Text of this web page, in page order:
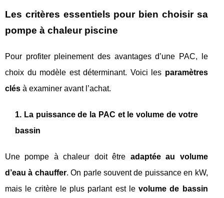
Les critères essentiels pour bien choisir sa
pompe à chaleur piscine
Pour profiter pleinement des avantages d’une PAC, le
choix du modèle est déterminant. Voici les paramètres
clés à examiner avant l’achat.
1. La puissance de la PAC et le volume de votre
bassin
Une pompe à chaleur doit être adaptée au volume
d’eau à chauffer. On parle souvent de puissance en kW,
mais le critère le plus parlant est levolume de bassin